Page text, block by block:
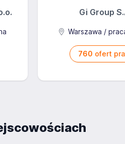
Gi Group
Warszawa /
760 ofert